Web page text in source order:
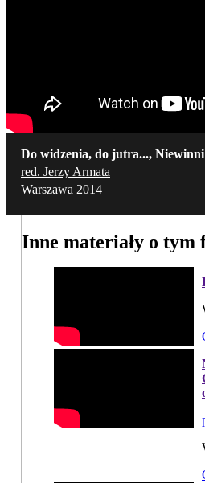
Do widzenia, do jutra...,
red. Jerzy Armata
Warszawa 2014
Inne materiały o tym